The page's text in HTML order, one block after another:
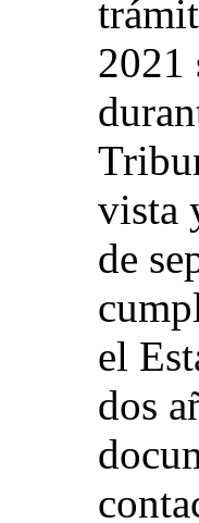
2021
vista
de
el
dos